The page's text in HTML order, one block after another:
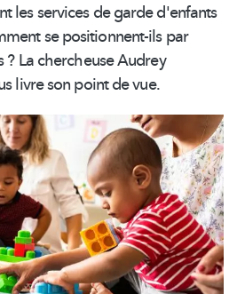
les services de garde d'enfants
sepositionnent-ilspar
? La chercheuse Audrey
livre son point de vue.